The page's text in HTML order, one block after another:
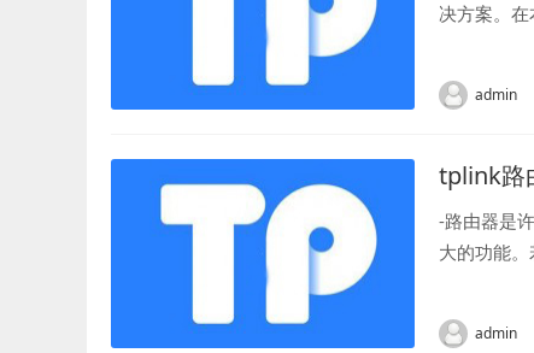
决方案。
admin
tplink路
-路由器是
大的功能
admin